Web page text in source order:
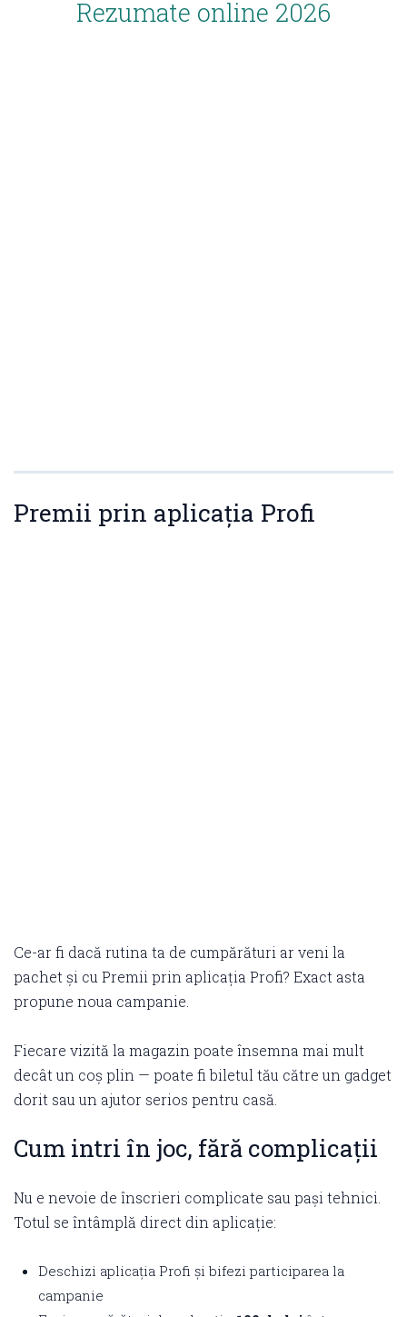
Rezumate online 2026
Premii prin aplicația Profi
Ce-ar fi dacă rutina ta de cumpărături ar veni la
pachet și cu Premii prin aplicația Profi? Exact asta
propune noua campanie.
Fiecare vizită la magazin poate însemna mai mult
decât un coș plin — poate fi biletul tău către un gadget
dorit sau un ajutor serios pentru casă.
Cum intri în joc, fără complicații
Nu e nevoie de înscrieri complicate sau pași tehnici.
Totul se întâmplă direct din aplicație:
Deschizi aplicația Profi și bifezi participarea la
campanie